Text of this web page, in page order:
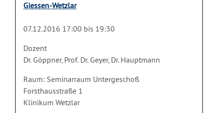
Giessen-Wetzlar
07.12.2016 17:00 bis 19:30
Dozent
Dr. Göppner, Prof. Dr. Geyer, Dr. Hauptmann
Raum: Seminarraum Untergeschoß
Forsthausstraße 1
Klinikum Wetzlar